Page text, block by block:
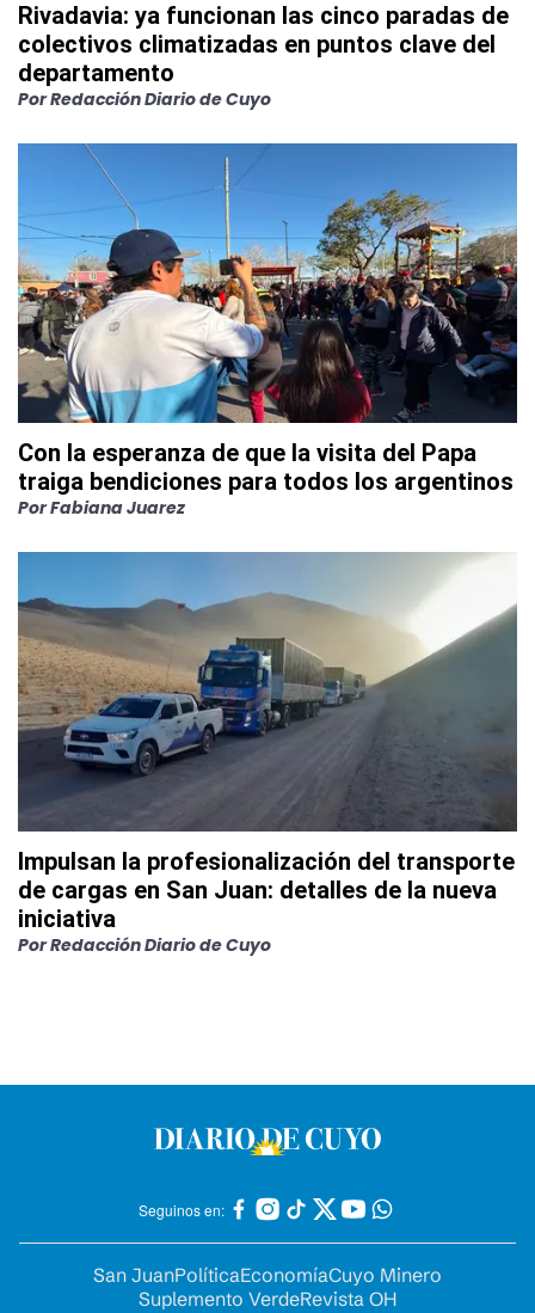
Rivadavia: ya funcionan las cinco paradas de
colectivos climatizadas en puntos clave del
departamento
PorRedacción Diario de Cuyo
Con la esperanza de que la visita del Papa
traiga bendiciones para todos los argentinos
PorFabiana Juarez
Impulsan la profesionalización del transporte
de cargas en San Juan: detalles de la nueva
iniciativa
PorRedacción Diario de Cuyo
Seguinos en:
San JuanPolíticaEconomíaCuyo Minero
Suplemento VerdeRevista OH